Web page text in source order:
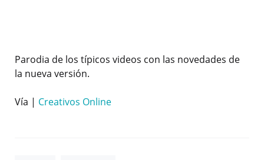
Parodia de los típicos videos con las novedades de
la nueva versión.
Vía | Creativos Online